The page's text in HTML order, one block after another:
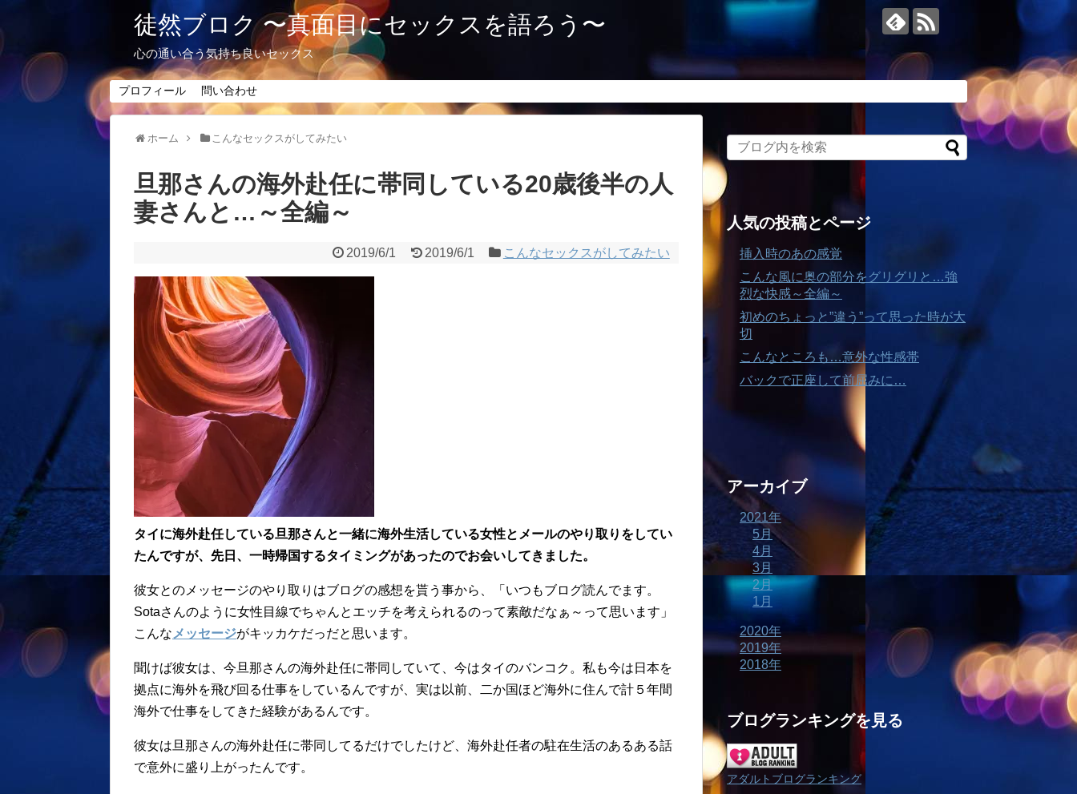
徒然ブロク 〜真面目にセックスを語ろう〜
心の通い合う気持ち良いセックス
プロフィール 問い合わせ
ホーム こんなセックスがしてみたい
旦那さんの海外赴任に帯同している20歳後半の人
妻さんと…～全編～
2019/6/1 2019/6/1 こんなセックスがしてみたい
タイに海外赴任している旦那さんと一緒に海外生活している女性とメールのやり取りをしてい
たんですが、先日、一時帰国するタイミングがあったのでお会いしてきました。
彼女とのメッセージのやり取りはブログの感想を貰う事から、「いつもブログ読んでます。
Sotaさんのように女性目線でちゃんとエッチを考えられるのって素敵だなぁ～って思います」
こんな メッセージがキッカケだっだと思います。
聞けば彼女は、今旦那さんの海外赴任に帯同していて、今はタイのバンコク。私も今は日本を
拠点に海外を飛び回る仕事をしているんですが、実は以前、二か国ほど海外に住んで計５年間
海外で仕事をしてきた経験があるんです。
彼女は旦那さんの海外赴任に帯同してるだけでしたけど、海外赴任者の駐在生活のあるある話
で意外に盛り上がったんです。
人気の投稿とページ
挿入時のあの感覚
こんな風に奥の部分をグリグリと…強
烈な快感～全編～
初めのちょっと”違う”って思った時が大
切
こんなところも…意外な性感帯
バックで正座して前屈みに…
アーカイブ
2021年
5月
4月
3月
2月
1月
2020年
2019年
2018年
ブログランキングを見る
アダルトブログランキング